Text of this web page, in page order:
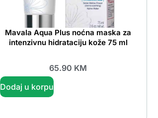
Mavala Aqua Plus noćna maska za
intenzivnu hidrataciju kože 75 ml
65.90 KM
Dodaj u korpu